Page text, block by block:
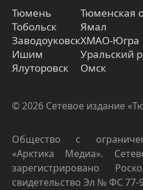
Тюмень
Тобольск
Заводоуковск
Ишим
Ялуторовск
Тюменская
Ямал
ХМАО-Югра
Уральский
Омск
© 2026 Сетевое издание
Общество с
«Арктика Медиа».
зарегистрировано
свидетельство Эл № ФС 77-